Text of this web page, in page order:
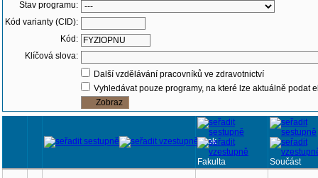
Stav programu:
Kód varianty (CID):
Kód:
Klíčová slova:
Další vzdělávání pracovníků ve zdravotnictví
Vyhledávat pouze programy, na které lze aktuálně podat
Rok
Fakulta Součást